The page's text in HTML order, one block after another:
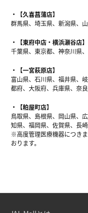
【久喜菖蒲店】
群馬県、埼玉県、新潟県、
【東府中店・横浜瀬谷店】
千葉県、東京都、神奈川県
【一宮萩原店】
富山県、石川県、福井県、
都府、大阪府、兵庫県、奈
【粕屋町店】
鳥取県、島根県、岡山県、
知県、福岡県、佐賀県、長
※高度管理医療機器につき
おります。